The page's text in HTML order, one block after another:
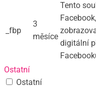
_fbp
3
měsíce
Tento
digitální
Ostatní
Ostatní